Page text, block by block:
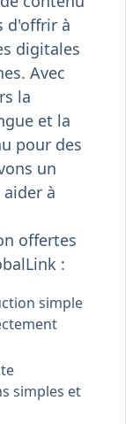
d'offrir à
digitales
Avec
la
et la
pour des
un
à
offertes
:
simple
simples et